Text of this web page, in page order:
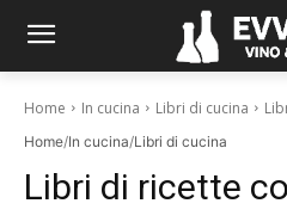
Home In cucina Libri di cucina
Home/In cucina/Libri di cucina
Libri di ricette